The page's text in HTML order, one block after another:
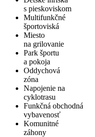
s pieskoviskom
Multifunkčné
športoviská
Miesto
na grilovanie
Park športu
a pokoja
Oddychová
zóna
Napojenie na
cyklotrasu
Funkčná obchodná
vybavenosť
Komunitné
záhony